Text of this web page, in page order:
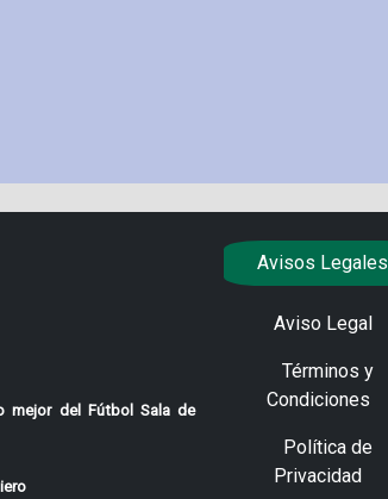
mejor del Fútbol Sala de
Avisos Legales
Aviso Legal
Términos y
Condiciones
Política de
Privacidad